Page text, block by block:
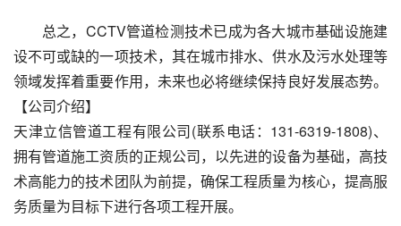
总之，CCTV管道检测技术已成为各大城市基础设施建
设不可或缺的一项技术，其在城市排水、供水及污水处理等
领域发挥着重要作用，未来也必将继续保持良好发展态势。
【公司介绍】
天津立信管道工程有限公司(联系电话：131-6319-1808)、
拥有管道施工资质的正规公司，以先进的设备为基础，高技
术高能力的技术团队为前提，确保工程质量为核心，提高服
务质量为目标下进行各项工程开展。